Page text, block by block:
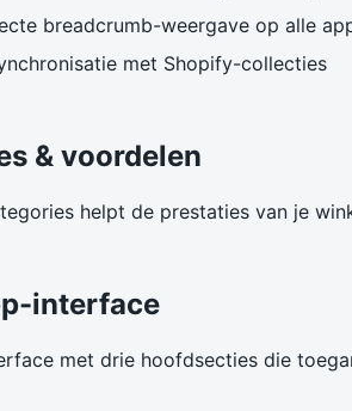
breadcrumb-weergave op alle
met Shopify-collecties
& voordelen
helpt de prestaties van je
interface
met drie hoofdsecties die